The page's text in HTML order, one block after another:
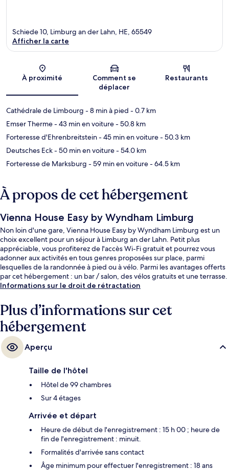
Carte
Schiede 10, Limburg an der Lahn, HE, 65549
Afficher la carte
À proximité
Comment se
déplacer
Restaurants
Cathédrale de Limbourg - 8 min à pied - 0.7 km
Emser Therme- 43 min en voiture- 50.8 km
Forteresse d'Ehrenbreitstein- 45 min en voiture- 50.3 km
Deutsches Eck- 50 min en voiture- 54.0 km
Forteresse de Marksburg - 59 min en voiture- 64.5 km
À propos de cet hébergement
Vienna House Easy by Wyndham Limburg
Non loin d'une gare, Vienna House Easy by Wyndham Limburg est un
choix excellent pour un séjour à Limburg an der Lahn. Petit plus
appréciable, vous profiterez de l'accès Wi-Fi gratuit et pourrez vous
adonner aux activités en tous genres proposées sur place, parmi
lesquelles de la randonnée à pied ou à vélo. Parmi les avantages offerts
par cet hébergement : un bar / salon, des vélos gratuits et une terrasse.
Informations sur le droit de rétractation
Plus d’informations sur cet
hébergement
Aperçu
Taille de l'hôtel
Hôtel de 99 chambres
Sur 4 étages
Arrivée et départ
Heure de début de l'enregistrement : 15 h 00 ; heure de
fin de l'enregistrement : minuit.
Formalités d'arrivée sans contact
Âge minimum pour effectuer l'enregistrement : 18 ans